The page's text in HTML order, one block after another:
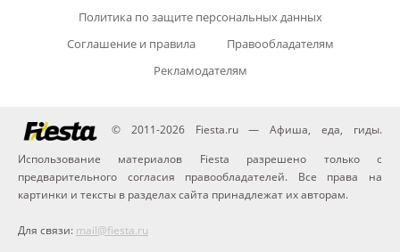
Политика по защите персональных данных
Соглашение и правила
Правообладателям
Рекламодателям
© 2011-2026 Fiesta.ru — Афиша, еда, гиды.
Использование материалов Fiesta разрешено только с
предварительного согласия правообладателей. Все права на
картинки и тексты в разделах сайта принадлежат их авторам.
Для связи: mail@fiesta.ru